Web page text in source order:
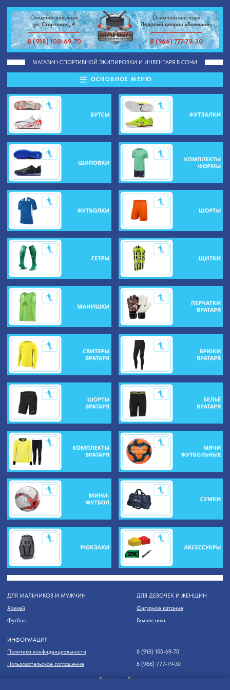
Олимпийский парк
ул. Стартовая, 4
Олимпийский парк
Ледовый дворец «Большой»
МАГАЗИН СПОРТИВНОЙ ЭКИПИРОВКИ И ИНВЕНТАРЯ В СОЧИ
8 (918) 100-69-70 8 (966) 777-79-30
© 2015-2024 "Шайба" - магазин спортивной экипировки и инвентаря в Сочи
ИНФОРМАЦИЯ
Политика конфиденциальности
Хоккей
Футбол
Фигурное катание
8 (918) 100-69-70